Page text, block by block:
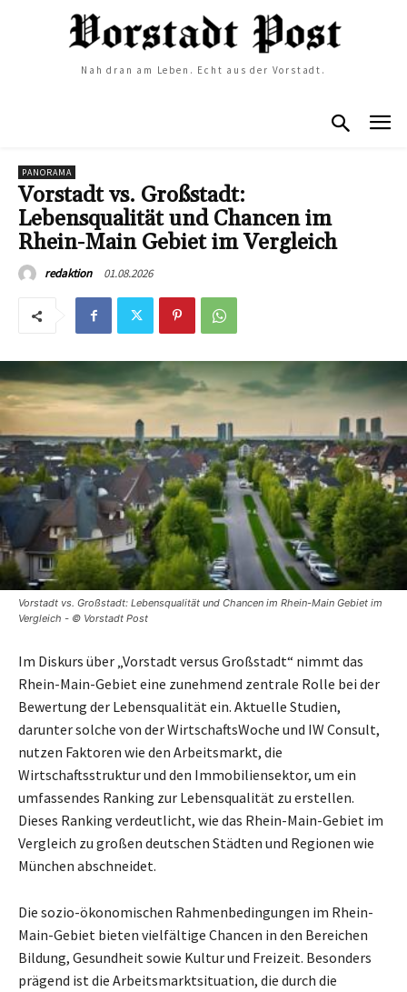
Nah dran am Leben. Echt aus der Vorstadt.
PANORAMA
Vorstadt vs. Großstadt:
Lebensqualität und Chancen im
Rhein-Main Gebiet im Vergleich
redaktion 01.08.2026
Vorstadt vs. Großstadt: Lebensqualität und Chancen im Rhein-Main Gebiet im
Vergleich - © Vorstadt Post
Im Diskurs über „Vorstadt versus Großstadt“ nimmt das
Rhein-Main-Gebiet eine zunehmend zentrale Rolle bei der
Bewertung der Lebensqualität ein. Aktuelle Studien,
darunter solche von der WirtschaftsWoche und IW Consult,
nutzen Faktoren wie den Arbeitsmarkt, die
Wirtschaftsstruktur und den Immobiliensektor, um ein
umfassendes Ranking zur Lebensqualität zu erstellen.
Dieses Ranking verdeutlicht, wie das Rhein-Main-Gebiet im
Vergleich zu großen deutschen Städten und Regionen wie
München abschneidet.
Die sozio-ökonomischen Rahmenbedingungen im Rhein-
Main-Gebiet bieten vielfältige Chancen in den Bereichen
Bildung, Gesundheit sowie Kultur und Freizeit. Besonders
prägend ist die Arbeitsmarktsituation, die durch die